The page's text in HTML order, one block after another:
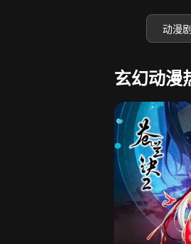
动漫
玄幻动漫